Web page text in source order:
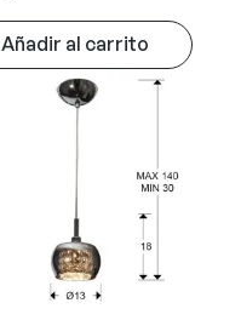
Añadir al carrito